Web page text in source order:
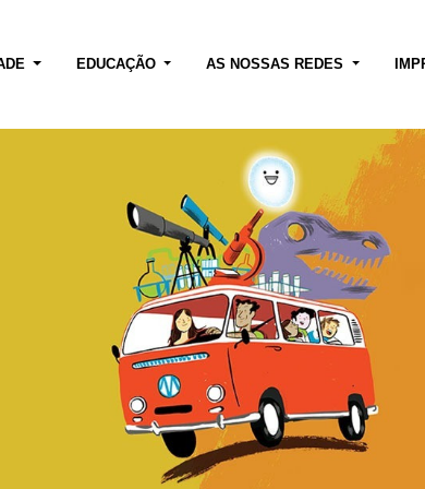
EDUCAÇÃO AS NOSSAS REDES